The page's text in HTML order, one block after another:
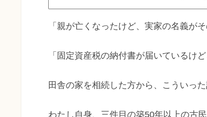
「親が亡くなったけど、実家の名義が
「固定資産税の納付書が届いているけ
田舎の家を相続した方から、こういっ
わたし自身、三件目の築50年以上の古